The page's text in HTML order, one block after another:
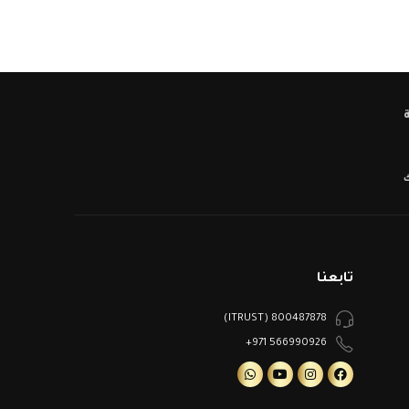
تابعنا
800487878 (ITRUST)
566990926 971+